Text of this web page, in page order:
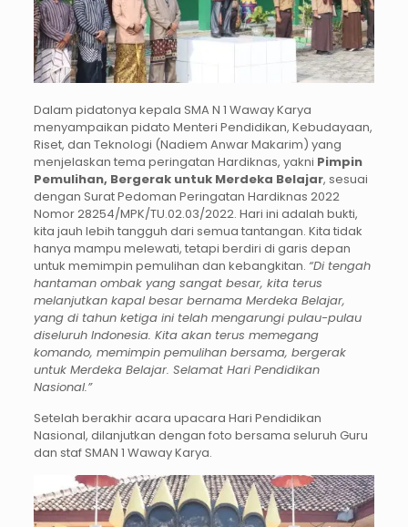
Dalam pidatonya kepala SMA N 1 Waway Karya
menyampaikan pidato Menteri Pendidikan, Kebudayaan,
Riset, dan Teknologi (Nadiem Anwar Makarim) yang
menjelaskan tema peringatan Hardiknas, yakni Pimpin
Pemulihan, Bergerak untuk Merdeka Belajar, sesuai
dengan Surat Pedoman Peringatan Hardiknas 2022
Nomor 28254/MPK/TU.02.03/2022. Hari ini adalah bukti,
kita jauh lebih tangguh dari semua tantangan. Kita tidak
hanya mampu melewati, tetapi berdiri di garis depan
untuk memimpin pemulihan dan kebangkitan. “Di tengah
hantaman ombak yang sangat besar, kita terus
melanjutkan kapal besar bernama Merdeka Belajar,
yang di tahun ketiga ini telah mengarungi pulau-pulau
diseluruh Indonesia. Kita akan terus memegang
komando, memimpin pemulihan bersama, bergerak
untuk Merdeka Belajar. Selamat Hari Pendidikan
Nasional.”
Setelah berakhir acara upacara Hari Pendidikan
Nasional, dilanjutkan dengan foto bersama seluruh Guru
dan staf SMAN 1 Waway Karya.